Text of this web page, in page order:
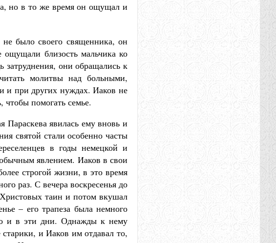
но в то же время он ощущал и
было своего священника, он
ощущали близость мальчика ко
затруднения, они обращались к
молитвы над больными,
при других нуждах. Иаков не
помогать семье.
Параскева явилась ему вновь и
святой стали особенно часты
в годы немецкой и
явлением. Иаков в свои
строгой жизни, в это время
раз. С вечера воскресенья до
таин и потом вкушал
– его трапеза была немного
и в эти дни. Однажды к нему
и Иаков им отдавал то,